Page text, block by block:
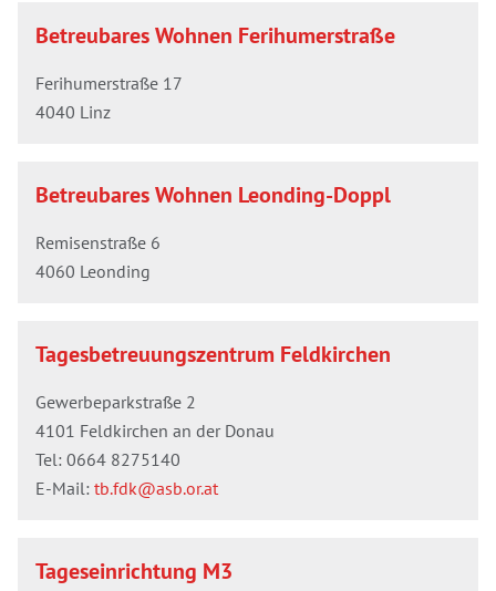
Betreubares Wohnen Ferihumerstraße
Ferihumerstraße 17
4040 Linz
Betreubares Wohnen Leonding-Doppl
Remisenstraße 6
4060 Leonding
Tagesbetreuungszentrum Feldkirchen
Gewerbeparkstraße 2
4101 Feldkirchen an der Donau
Tel: 0664 8275140
E-Mail: tb.fdk@asb.or.at
Tageseinrichtung M3